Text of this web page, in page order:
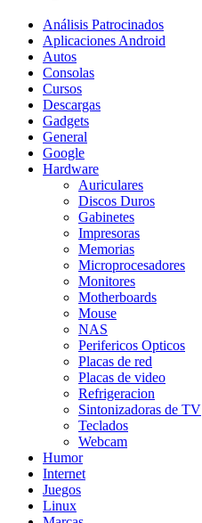
Análisis Patrocinados
Aplicaciones Android
Autos
Consolas
Cursos
Descargas
Gadgets
General
Google
Hardware
Auriculares
Discos Duros
Gabinetes
Impresoras
Memorias
Microprocesadores
Monitores
Motherboards
Mouse
NAS
Perifericos Opticos
Placas de red
Placas de video
Refrigeracion
Sintonizadoras de TV
Teclados
Webcam
Humor
Internet
Juegos
Linux